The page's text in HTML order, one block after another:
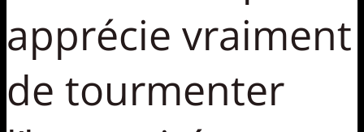
apprécie vraiment
de tourmenter